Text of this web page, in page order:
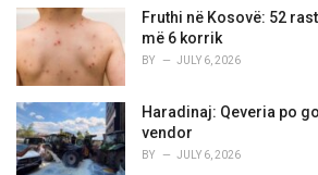
Fruthi në Kosovë: 52
më 6 korrik
BY JULY 6, 2026
Haradinaj: Qeveria po
vendor
BY JULY 6, 2026